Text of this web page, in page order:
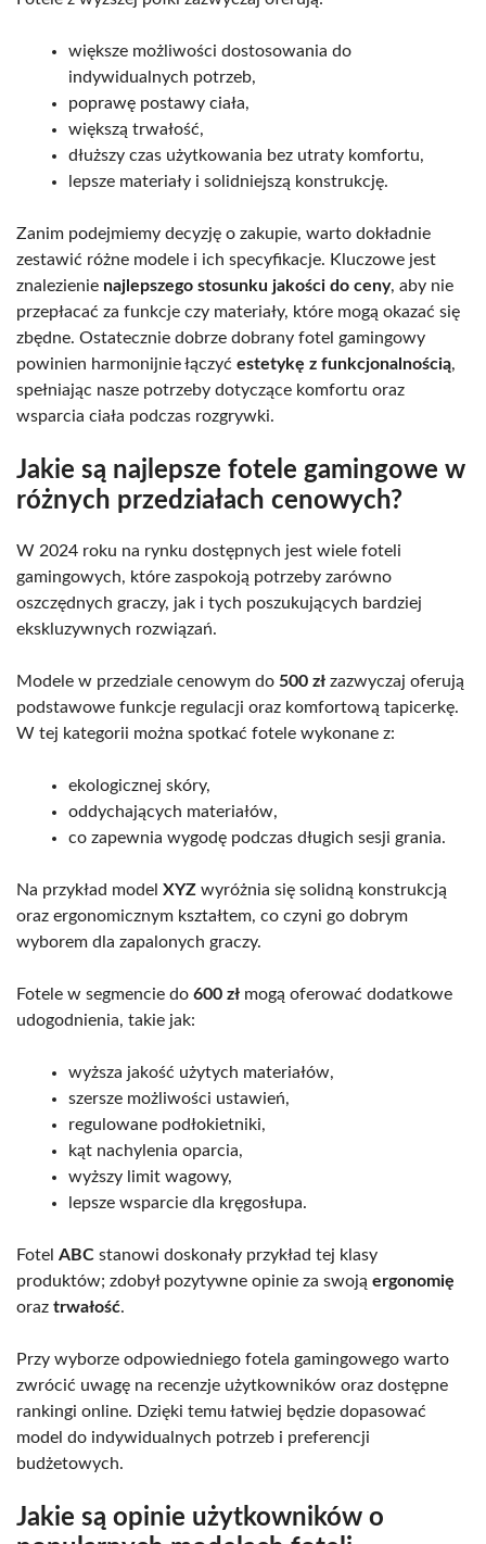
większe możliwości dostosowania do
indywidualnych potrzeb,
poprawę postawy ciała,
większą trwałość,
dłuższy czas użytkowania bez utraty komfortu,
lepsze materiały i solidniejszą konstrukcję.
Zanim podejmiemy decyzję o zakupie, warto dokładnie
zestawić różne modele i ich specyfikacje. Kluczowe jest
znalezienie najlepszego stosunku jakości do ceny, aby nie
przepłacać za funkcje czy materiały, które mogą okazać się
zbędne. Ostatecznie dobrze dobrany fotel gamingowy
powinien harmonijnie łączyć estetykę z funkcjonalnością,
spełniając nasze potrzeby dotyczące komfortu oraz
wsparcia ciała podczas rozgrywki.
Jakie są najlepsze fotele gamingowe w
różnych przedziałach cenowych?
W 2024 roku na rynku dostępnych jest wiele foteli
gamingowych, które zaspokoją potrzeby zarówno
oszczędnych graczy, jak i tych poszukujących bardziej
ekskluzywnych rozwiązań.
Modele w przedziale cenowym do 500 zł zazwyczaj oferują
podstawowe funkcje regulacji oraz komfortową tapicerkę.
W tej kategorii można spotkać fotele wykonane z:
ekologicznej skóry,
oddychających materiałów,
co zapewnia wygodę podczas długich sesji grania.
Na przykład model XYZ wyróżnia się solidną konstrukcją
oraz ergonomicznym kształtem, co czyni go dobrym
wyborem dla zapalonych graczy.
Fotele w segmencie do 600 zł mogą oferować dodatkowe
udogodnienia, takie jak:
wyższa jakość użytych materiałów,
szersze możliwości ustawień,
regulowane podłokietniki,
kąt nachylenia oparcia,
wyższy limit wagowy,
lepsze wsparcie dla kręgosłupa.
Fotel ABC stanowi doskonały przykład tej klasy
produktów; zdobył pozytywne opinie za swoją ergonomię
oraz trwałość.
Przy wyborze odpowiedniego fotela gamingowego warto
zwrócić uwagę na recenzje użytkowników oraz dostępne
rankingi online. Dzięki temu łatwiej będzie dopasować
model do indywidualnych potrzeb i preferencji
budżetowych.
Jakie są opinie użytkowników o